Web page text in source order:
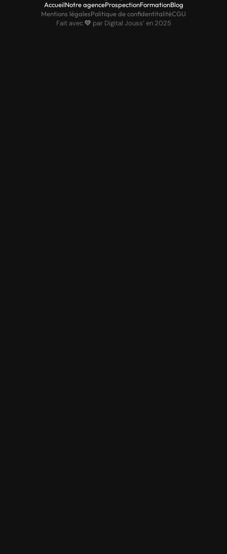
AccueilNotre agenceProspectionFormationBlog
Mentions légalesPolitique de confidentitalitéCGU
Fait avec💛 par Digital Jouss’ en 2025